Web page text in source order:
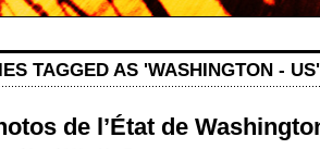
TAGGED AS 'WASHINGTON - US'
de l’État de